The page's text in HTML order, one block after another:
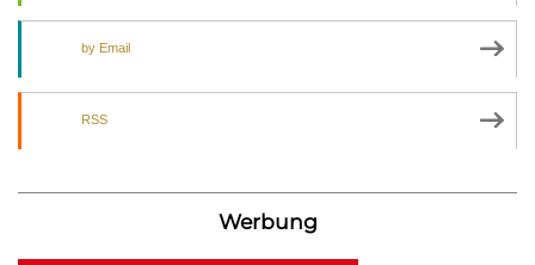
by Email
RSS
Werbung